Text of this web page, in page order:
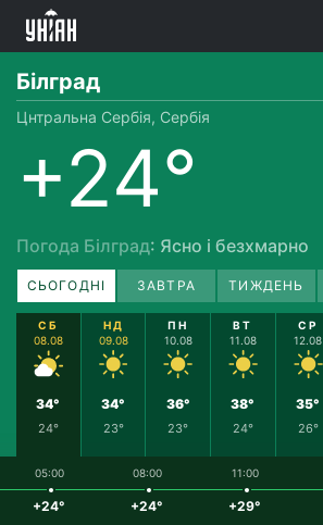
Білград
Цнтральна Сербія, Сербія
+24°
Погода Білград: Ясно і безхмарно
СЬОГОДНІ ЗАВТРА ТИЖДЕНЬ
СБ
08.08
34°
24°
НД
09.08
34°
23°
ПН
10.08
36°
23°
ВТ
11.08
38°
24°
СР
12.08
35°
26°
05:00
+24°
08:00
+24°
11:00
+29°